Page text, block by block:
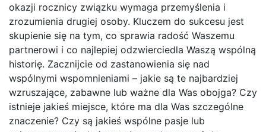
okazji rocznicy związku wymaga przemyślenia i
zrozumienia drugiej osoby. Kluczem do sukcesu jest
skupienie się na tym, co sprawia radość Waszemu
partnerowi i co najlepiej odzwierciedla Waszą wspólną
historię. Zacznijcie od zastanowienia się nad
wspólnymi wspomnieniami – jakie są te najbardziej
wzruszające, zabawne lub ważne dla Was obojga? Czy
istnieje jakieś miejsce, które ma dla Was szczególne
znaczenie? Czy są jakieś wspólne pasje lub